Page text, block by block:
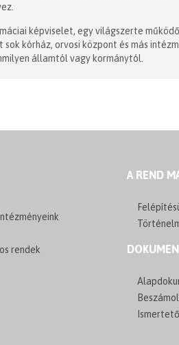
képviselet, egy világszerte működő
kórház, orvosi központ és más
államtól vagy kormánytól.
rendek
A REND